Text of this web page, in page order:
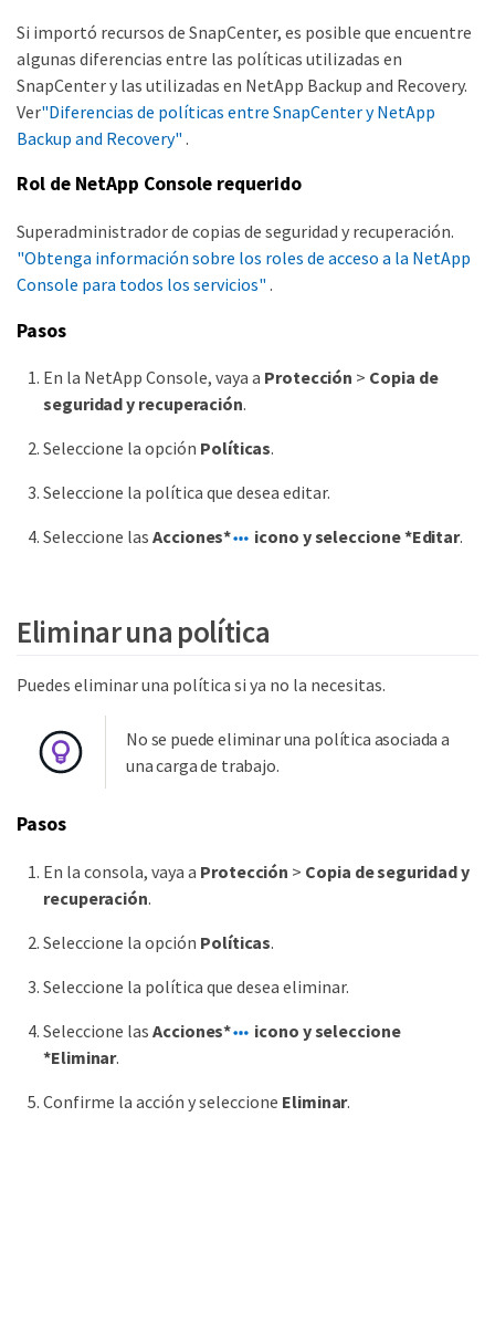
Si importó recursos de SnapCenter, es posible que encuentre
algunas diferencias entre las políticas utilizadas en
SnapCenter y las utilizadas en NetApp Backup and Recovery.
Ver"Diferencias de políticas entre SnapCenter y NetApp
Backup and Recovery" .
Rol de NetApp Console requerido
Superadministrador de copias de seguridad y recuperación.
"Obtenga información sobre los roles de acceso a la NetApp
Console para todos los servicios" .
Pasos
En la NetApp Console, vaya a Protección > Copia de
seguridad y recuperación.
Seleccione la opción Políticas.
Seleccione la política que desea editar.
Seleccione las Acciones* icono y seleccione *Editar.
Eliminar una política
Puedes eliminar una política si ya no la necesitas.
No se puede eliminar una política asociada a
una carga de trabajo.
Pasos
En la consola, vaya a Protección > Copia de seguridad y
recuperación.
Seleccione la opción Políticas.
Seleccione la política que desea eliminar.
Seleccione las Acciones*
icono y seleccione
*Eliminar.
Confirme la acción y seleccione Eliminar.